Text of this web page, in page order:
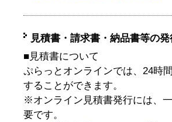
見積書・請求書・納品書等の
■見積書について
ぷらっとオンラインでは、24時
することができます。
※オンライン見積書発行には、
要です。